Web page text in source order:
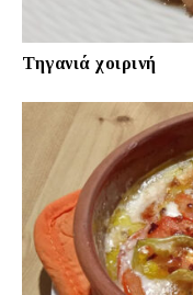
Τηγανιά χοιρινή